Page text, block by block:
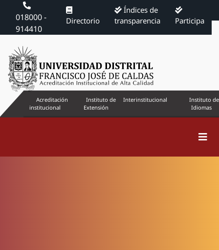
018000 -
914410
Directorio
Índices de
transparencia
Participa
Acreditación
institucional
Instituto de
Extensión
Interinstitucional
Instituto de
Idiomas